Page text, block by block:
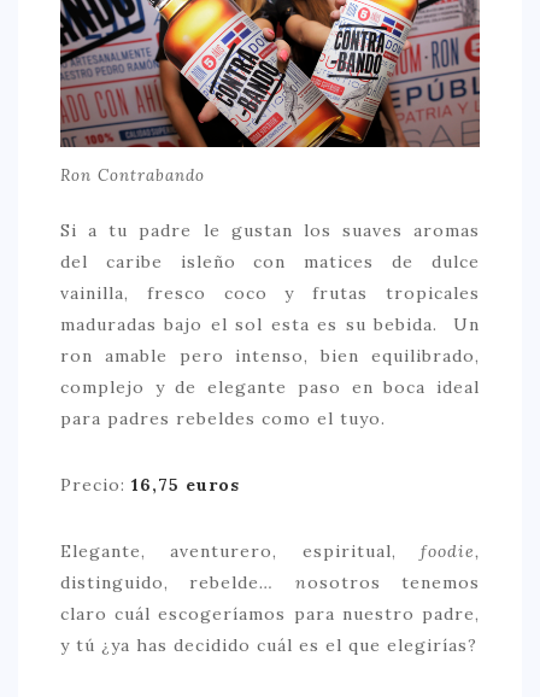
Ron Contrabando
Si a tu padre le gustan los suaves aromas
del caribe isleño con matices de dulce
vainilla, fresco coco y frutas tropicales
maduradas bajo el sol esta es su bebida. Un
ron amable pero intenso, bien equilibrado,
complejo y de elegante paso en boca ideal
para padres rebeldes como el tuyo.
Precio: 16,75 euros
Elegante, aventurero, espiritual, foodie,
distinguido, rebelde… nosotros tenemos
claro cuál escogeríamos para nuestro padre,
y tú ¿ya has decidido cuál es el que elegirías?